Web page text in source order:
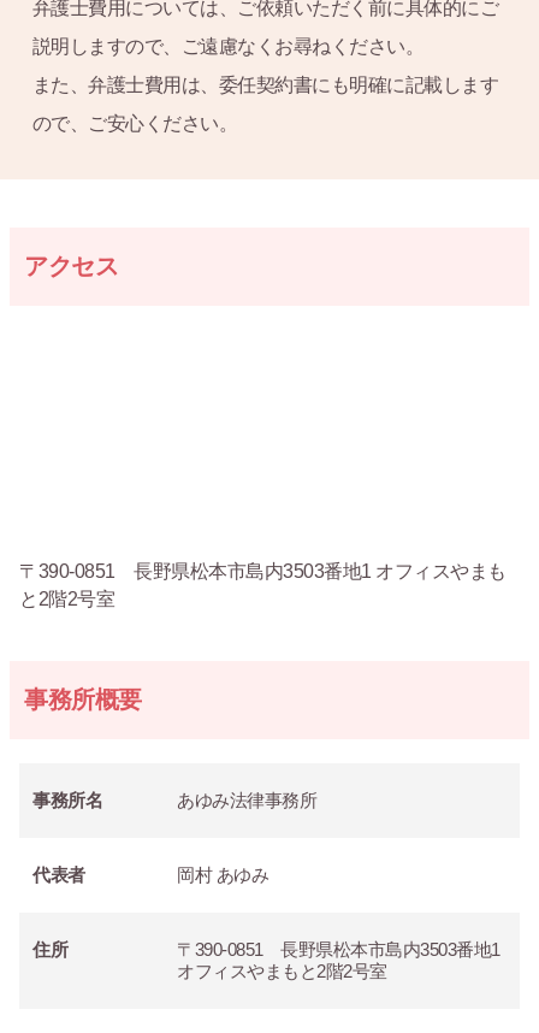
弁護士費用については、ご依頼いただく前に具体的にご
説明しますので、ご遠慮なくお尋ねください。
また、弁護士費用は、委任契約書にも明確に記載します
ので、ご安心ください。
アクセス
〒390-0851 長野県松本市島内3503番地1 オフィスやまも
と2階2号室
事務所概要
事務所名 あゆみ法律事務所
代表者 岡村 あゆみ
住所
〒390-0851 長野県松本市島内3503番地1
オフィスやまもと2階2号室